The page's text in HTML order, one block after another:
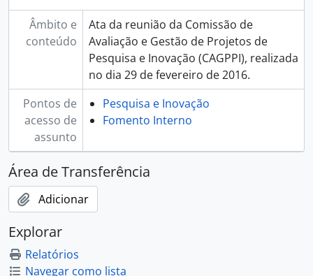
Âmbito e
conteúdo
Ata da reunião da Comissão de
Avaliação e Gestão de Projetos de
Pesquisa e Inovação (CAGPPI), realizada
no dia 29 de fevereiro de 2016.
Pontos de
acesso de
assunto
Pesquisa e Inovação
Fomento Interno
Área de Transferência
Adicionar
Explorar
Relatórios
Navegar como lista